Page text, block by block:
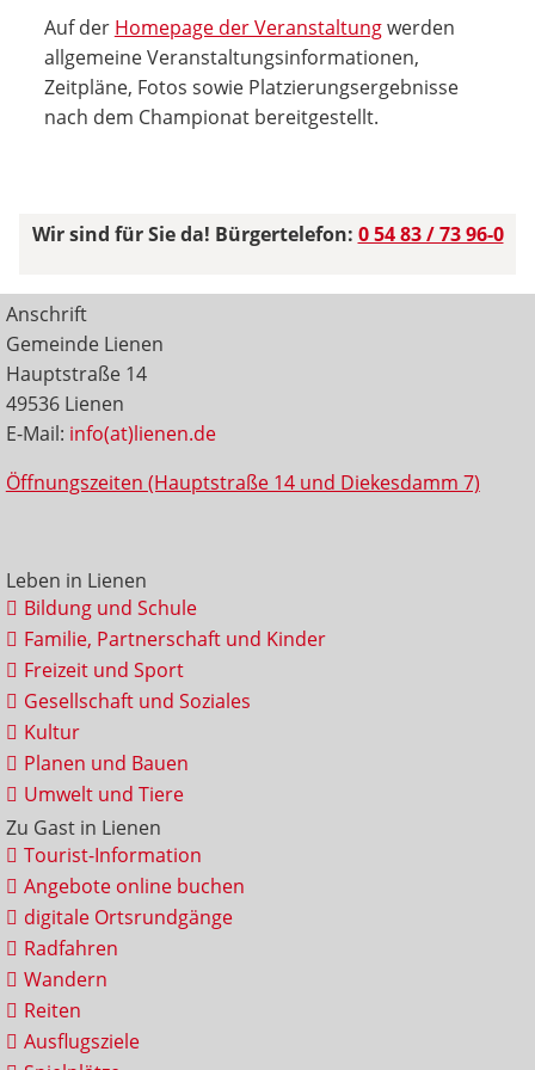
Auf der Homepage der Veranstaltungwerden
allgemeine Veranstaltungsinformationen,
Zeitpläne, Fotos sowie Platzierungsergebnisse
nach dem Championat bereitgestellt.
Wir sind für Sie da! Bürgertelefon: 0 54 83 / 73 96-0
Anschrift
Gemeinde Lienen
Hauptstraße 14
49536 Lienen
E-Mail: info(at)lienen.de
Öffnungszeiten (Hauptstraße 14 und Diekesdamm 7)
Leben in Lienen
Bildung und Schule
Familie, Partnerschaft und Kinder
Freizeit und Sport
Gesellschaft und Soziales
Kultur
Planen und Bauen
Umwelt und Tiere
Zu Gast in Lienen
Tourist-Information
Angebote online buchen
digitale Ortsrundgänge
Radfahren
Wandern
Reiten
Ausflugsziele